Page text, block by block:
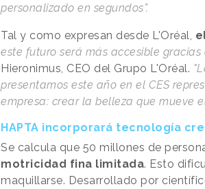
personalizado en segundos”.
Tal y como expresan desde L'Oréal,
este futuro será más accesible
Hieronimus, CEO del Grupo L'Oréal.
presentamos este año en el CES
empresa: crear la belleza que mueve
HAPTA incorporará tecnología
Se calcula que 50 millones de
motricidad fina limitada. Esto
maquillarse. Desarrollado por